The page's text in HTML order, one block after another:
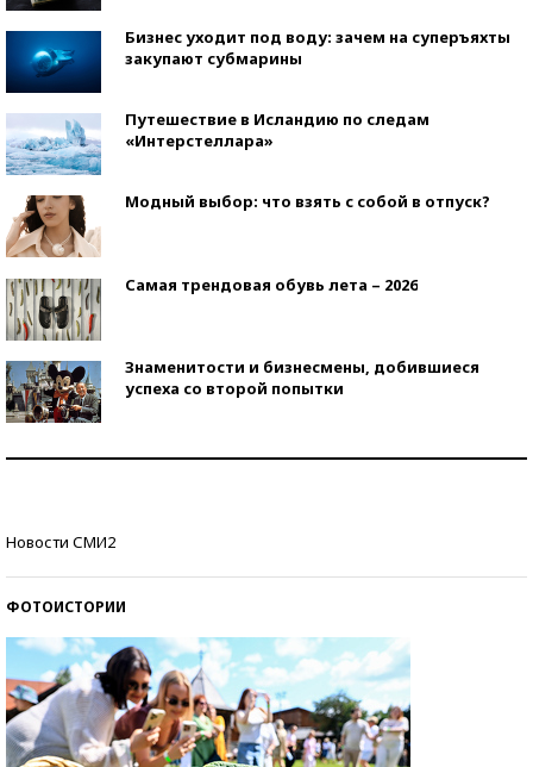
Бизнес уходит под воду: зачем на суперъяхты
закупают субмарины
Путешествие в Исландию по следам
«Интерстеллара»
Модный выбор: что взять с собой в отпуск?
Самая трендовая обувь лета – 2026
Знаменитости и бизнесмены, добившиеся
успеха со второй попытки
Новости СМИ2
ФОТОИСТОРИИ